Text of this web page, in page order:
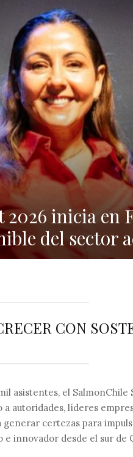
inicia en
del sector
CON
asistentes, el
autoridades, líderes
certezas para
e innovador desde el sur de